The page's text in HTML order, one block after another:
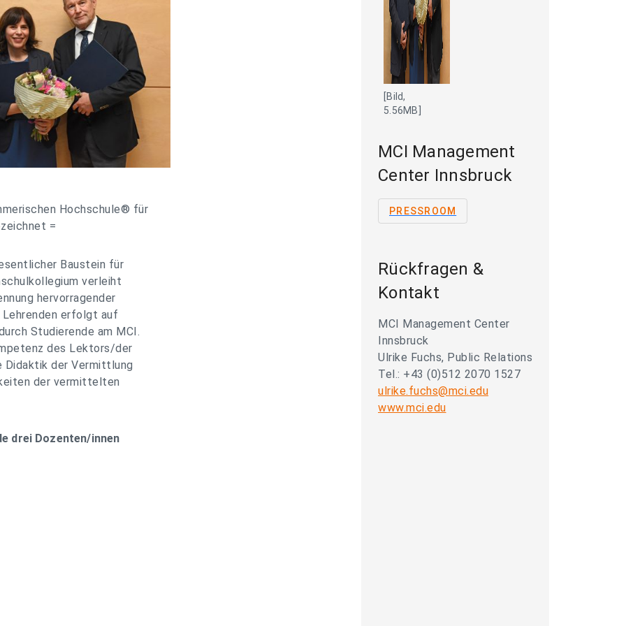
Hochschule® für
=
Baustein für
verleiht
hervorragender
Lehrenden erfolgt auf
Studierende am MCI.
des Lektors/der
Didaktik der Vermittlung
der vermittelten
drei Dozenten/innen
[Bild,
5.56MB]
MCI Management
Center Innsbruck
PRESSROOM
Rückfragen &
Kontakt
MCI Management Center
Innsbruck
Ulrike Fuchs, Public Relations
Tel.: +43 (0)512 2070 1527
ulrike.fuchs@mci.edu
www.mci.edu